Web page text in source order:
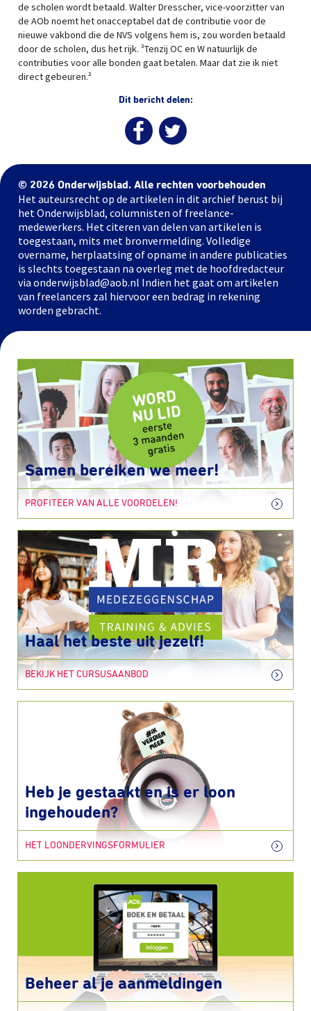
de scholen wordt betaald. Walter Dresscher, vice-voorzitter van
de AOb noemt het onacceptabel dat de contributie voor de
nieuwe vakbond die de NVS volgens hem is, zou worden betaald
door de scholen, dus het rijk. ³Tenzij OC en W natuurlijk de
contributies voor alle bonden gaat betalen. Maar dat zie ik niet
direct gebeuren.²
Dit bericht delen:
© 2026 Onderwijsblad. Alle rechten voorbehouden
Het auteursrecht op de artikelen in dit archief berust bij
het Onderwijsblad, columnisten of freelance-
medewerkers. Het citeren van delen van artikelen is
toegestaan, mits met bronvermelding. Volledige
overname, herplaatsing of opname in andere publicaties
is slechts toegestaan na overleg met de hoofdredacteur
via onderwijsblad@aob.nl Indien het gaat om artikelen
van freelancers zal hiervoor een bedrag in rekening
worden gebracht.
Samen bereiken we meer!
PROFITEER VAN ALLE VOORDELEN!
Haal het beste uit jezelf!
BEKIJK HET CURSUSAANBOD
Heb je gestaakt en is er loon
ingehouden?
HET LOONDERVINGSFORMULIER
Beheer al je aanmeldingen